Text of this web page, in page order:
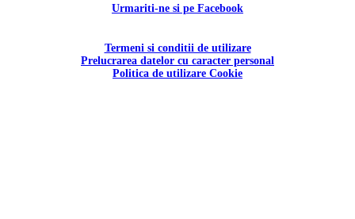
Urmariti-ne si pe Facebook
Termeni si conditii de utilizare
Prelucrarea datelor cu caracter personal
Politica de utilizare Cookie